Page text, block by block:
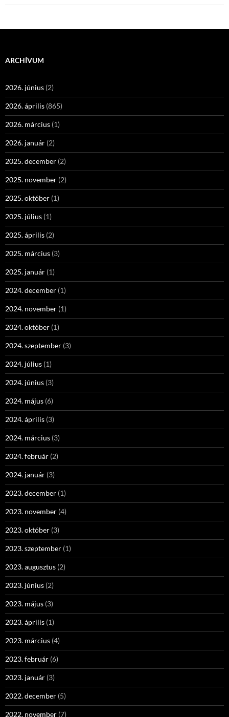
ARCHÍVUM
2026. június (2)
2026. április (865)
2026. március (1)
2026. január (2)
2025. december (2)
2025. november (2)
2025. október (1)
2025. július (1)
2025. április (2)
2025. március (3)
2025. január (1)
2024. december (1)
2024. november (1)
2024. október (1)
2024. szeptember (3)
2024. július (1)
2024. június (3)
2024. május (6)
2024. április (3)
2024. március (3)
2024. február (2)
2024. január (3)
2023. december (1)
2023. november (4)
2023. október (3)
2023. szeptember (1)
2023. augusztus (2)
2023. június (2)
2023. május (3)
2023. április (1)
2023. március (4)
2023. február (6)
2023. január (3)
2022. december (5)
2022. november (7)